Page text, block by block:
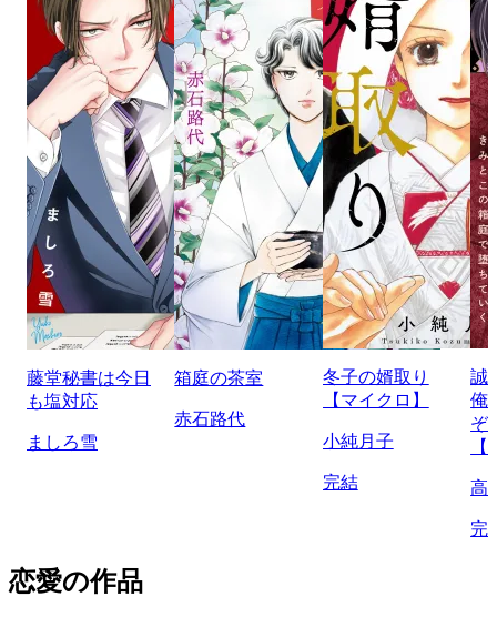
藤堂秘書は今日
も塩対応
ましろ雪
箱庭の茶室
赤石路代
冬子の婿取り
【マイクロ】
小純月子
完結
誠
俺
ぞ
高
完
恋愛の作品